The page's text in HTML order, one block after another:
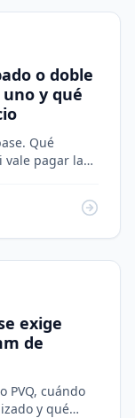
o doble
y qué
Qué
vale pagar la
exige
de
PVQ, cuándo
y qué